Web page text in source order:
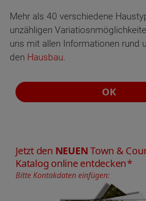
Mehr als 40 verschiedene
unzähligen
uns mit allen Informationen rund
den Hausbau.